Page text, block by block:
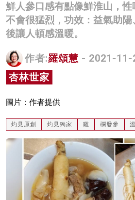
商業
科技
影片
名家榜
灼見活動
鮮人參口感有點像鮮淮山，
不會很猛烈，功效：益氣助
後讓人頓感溫暖。
作者:羅頌慧 - 2021-11-
杏林世家
圖片：作者提供
灼見原創 灼見獨家 雞 欄發參